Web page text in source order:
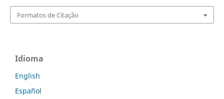
Formatos de Citação
Idioma
English
Español